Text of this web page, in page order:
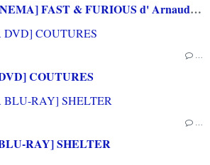
[REVUE LIVRE CINEMA] FAST & FURIOUS d' Arnaud BRIAND aux éditions CASA
…
COUTURES
…
RAY] SHELTER